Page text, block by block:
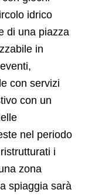
idrico
di una piazza
in
con servizi
con un
nel periodo
i
zona
spiaggia sarà